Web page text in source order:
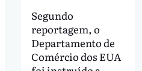
Segundo
reportagem, o
Departamento de
Comércio dos EUA